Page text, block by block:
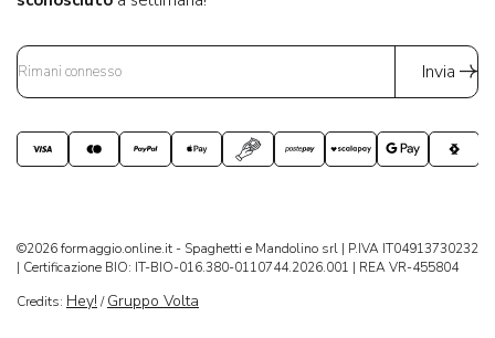
Invia
©2026 formaggio.online.it - Spaghetti e Mandolino srl | P.IVA IT04913730232
| Certificazione BIO: IT-BIO-016.380-0110744.2026.001 | REA VR-455804
Credits: Hey! /Gruppo Volta